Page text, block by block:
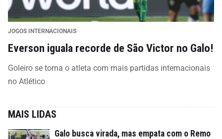
JOGOS INTERNACIONAIS
Everson iguala recorde de São Victor no Galo!
Goleiro se torna o atleta com mais partidas internacionais
no Atlético
MAIS LIDAS
Galo busca virada, mas empata com o Remo